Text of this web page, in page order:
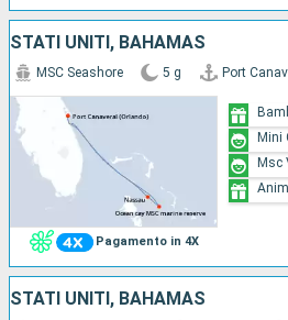
STATI UNITI, BAHAMAS
Pagamento in 4X
MSC Seashore 5 g Port
Mini
Msc
STATI UNITI, BAHAMAS